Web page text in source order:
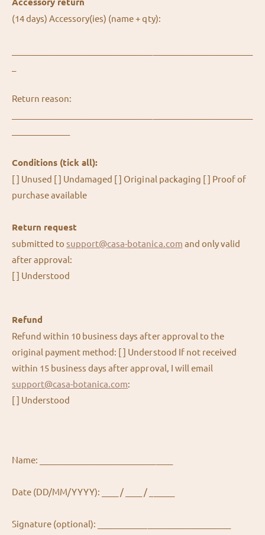
(14 days) Accessory(ies) (name + qty):
Return reason:
Conditions (tick all):
[ ] Unused [ ] Undamaged [ ] Original packaging [ ] Proof of
purchase available
Return request
submitted to support@casa-botanica.com and only valid
after approval:
[ ] Understood
Refund
Refund within 10 business days after approval to the
original payment method: [ ] Understood If not received
within 15 business days after approval, I will email
support@casa-botanica.com:
[ ] Understood
Name: ________________________________
Date (DD/MM/YYYY): ____ / ____ / ______
Signature (optional): ________________________________